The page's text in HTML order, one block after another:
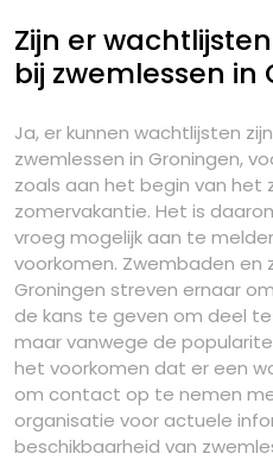
Zijn er
bij zwemlessen in
Ja, er kunnen wachtlijsten
zwemlessen in Groningen,
zoals aan het begin van het
zomervakantie. Het is
vroeg mogelijk aan te
voorkomen. Zwembaden en
Groningen streven ernaar
de kans te geven om deel
maar vanwege de
het voorkomen dat er een
om contact op te nemen
organisatie voor actuele
beschikbaarheid van